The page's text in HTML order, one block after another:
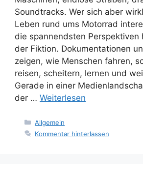
Soundtracks. Wer sich aber
Leben rund ums Motorrad
die spannendsten Perspektiven
der Fiktion. Dokumentationen
zeigen, wie Menschen fahren,
reisen, scheitern, lernen und
Gerade in einer
der … Weiterlesen
Kategorien
Allgemein
Kommentar hinterlassen